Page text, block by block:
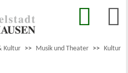
Kultur >> Musik und Theater >> Kultur